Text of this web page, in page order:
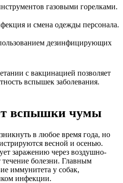
газовыми горелками.
и смена одежды персонала.
дезинфицирующих
с вакцинацией позволяет
вспышек заболевания.
вспышки чумы
в любое время года, но
весной и осенью.
заражению через воздушно-
болезни. Главным
иммунитета у собак,
инфекции.